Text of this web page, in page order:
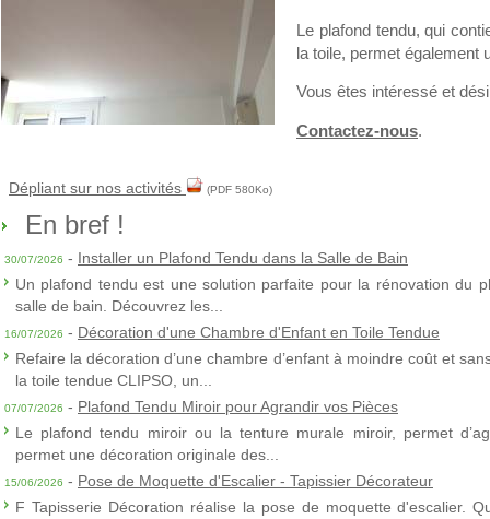
Le plafond tendu, qui
la toile, permet également
Vous êtes intéressé et
Contactez-nous.
Dépliant sur nos activités (PDF 580Ko)
En bref !
30/07/2026 - Installer un Plafond Tendu dans la Salle de Bain
Un plafond tendu est une solution parfaite pour la rénovation du
salle de bain. Découvrez les...
16/07/2026 - Décoration d'une Chambre d'Enfant en Toile Tendue
Refaire la décoration d’une chambre d’enfant à moindre coût et
la toile tendue CLIPSO, un...
07/07/2026 - Plafond Tendu Miroir pour Agrandir vos Pièces
Le plafond tendu miroir ou la tenture murale miroir, permet
permet une décoration originale des...
15/06/2026 - Pose de Moquette d'Escalier - Tapissier Décorateur
F Tapisserie Décoration réalise la pose de moquette d'escalier.